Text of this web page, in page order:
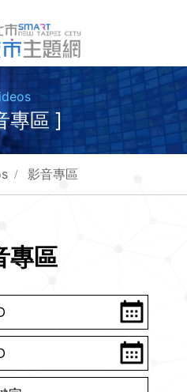
專區 ]
影音專區
專區